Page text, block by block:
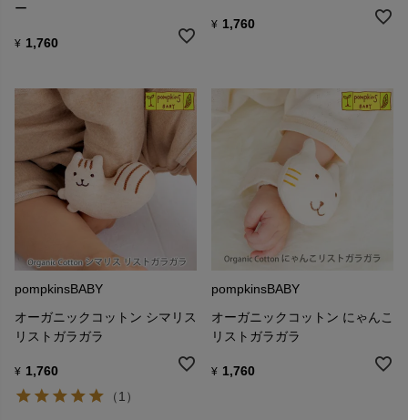
ー
¥ 1,760
¥ 1,760
pompkinsBABY
オーガニックコットン シマリス
リストガラガラ
¥ 1,760
（1）
pompkinsBABY
オーガニックコットン にゃんこ
リストガラガラ
¥ 1,760